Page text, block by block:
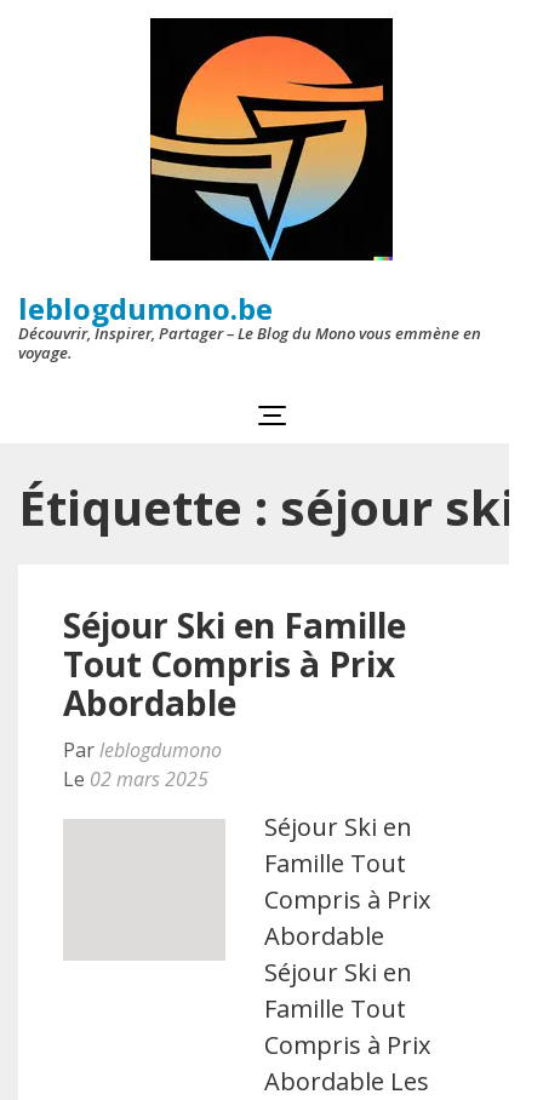
leblogdumono.be
Découvrir, Inspirer, Partager – Le Blog du Mono vous emmène en
voyage.
Étiquette : séjour ski
Séjour Ski en Famille
Tout Compris à Prix
Abordable
Parleblogdumono
Le 02 mars 2025
Séjour Ski en
Famille Tout
Compris à Prix
Abordable
Séjour Ski en
Famille Tout
Compris à Prix
Abordable Les